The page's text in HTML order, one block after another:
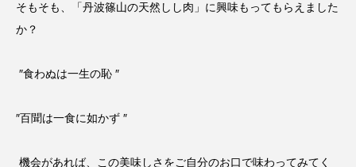
そもそも、「丹波篠山の天然しし肉」に興味もってもらえました
か？
″食わぬは一生の恥 ″
″百聞は一食に如かず ″
機会があれば、この美味しさをご自分のお口で味わってみてく